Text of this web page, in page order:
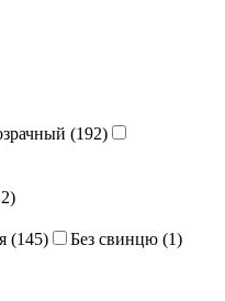
(192)
)
(145) Без свинцю (1)